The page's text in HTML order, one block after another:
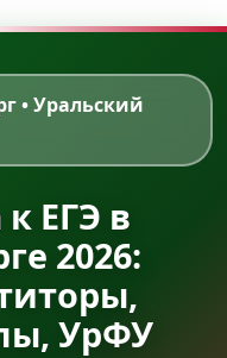
• Уральский
ЕГЭ в
2026:
УрФУ